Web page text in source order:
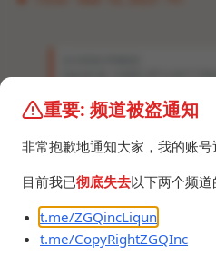
OpenAI 新一代模型 GPT-4 将于下
，它是一个多模态模型，除了生成文
已经发展到基本上"适用于所有语言"
软将在3月16日 (北京时间17日0点)
重要: 频道被盗通知
非常抱歉地通知大家，我的账号
目前我已彻底失去以下两个频道
t.me/ZGQincLiqun
t.me/CopyRightZGQInc